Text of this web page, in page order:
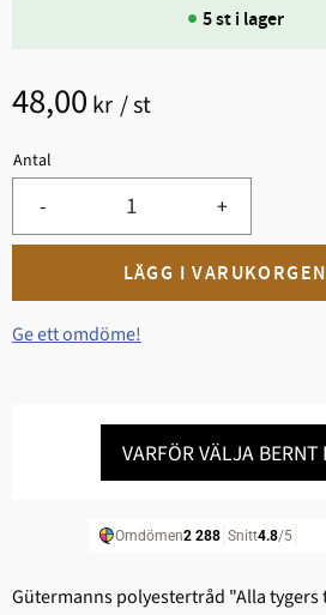
48,00 kr /st
Antal
+
-
5 st i lager
Ge ett omdöme!
VARFÖR VÄLJA BERNT
Gütermanns polyestertråd "Alla